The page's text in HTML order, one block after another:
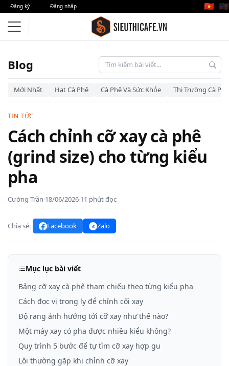
Đăng ký Đăng nhập 🇻🇳 🇺🇸
Blog
Mới Nhất Hạt Cà Phê Cà Phê Và Sức Khỏe Thị Trường Cà Phê
TIN TỨC
Cách chỉnh cỡ xay cà phê
(grind size) cho từng kiểu
pha
Cường Trần·18/06/2026·11 phút đọc
Chia sẻ: Facebook Zalo
Mục lục bài viết
Bảng cỡ xay cà phê tham chiếu theo từng kiểu pha
Cách đọc vị trong ly để chỉnh cối xay
Độ rang ảnh hưởng tới cỡ xay như thế nào?
Một máy xay có pha được nhiều kiểu không?
Quy trình 5 bước để tự tìm cỡ xay hợp gu
Lỗi thường gặp khi chỉnh cỡ xay